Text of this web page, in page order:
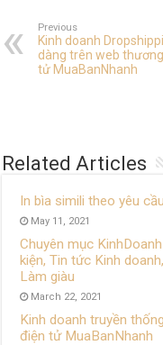
Previous
Kinh doanh
dàng trên web
tử MuaBanNhanh
Related Articles
In bìa simili theo yêu
May 11, 2021
Chuyên mục
kiện, Tin tức Kinh
Làm giàu
March 22, 2021
Kinh doanh truyền
điện tử MuaBanNhanh